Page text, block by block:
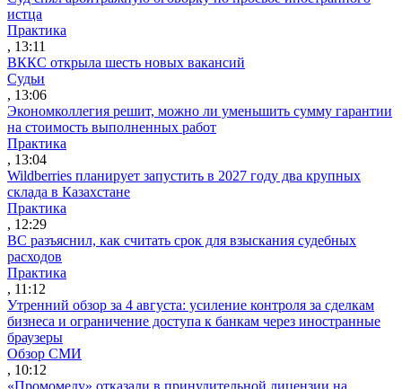
истца
Практика
, 13:11
ВККС открыла шесть новых вакансий
Судьи
, 13:06
Экономколлегия решит, можно ли уменьшить сумму гарантии
на стоимость выполненных работ
Практика
, 13:04
Wildberries планирует запустить в 2027 году два крупных
склада в Казахстане
Практика
, 12:29
ВС разъяснил, как считать срок для взыскания судебных
расходов
Практика
, 11:12
Утренний обзор за 4 августа: усиление контроля за сделкам
бизнеса и ограничение доступа к банкам через иностранные
браузеры
Обзор СМИ
, 10:12
«Промомеду» отказали в принудительной лицензии на